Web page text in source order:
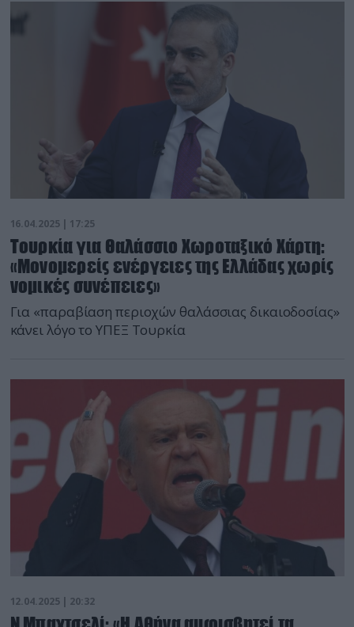
16.04.2025 | 17:25
Τουρκία για Θαλάσσιο Χωροταξικό Χάρτη:
«Μονομερείς ενέργειες της Ελλάδας χωρίς
νομικές συνέπειες»
Για «παραβίαση περιοχών θαλάσσιας δικαιοδοσίας»
κάνει λόγο το ΥΠΕΞ Τουρκία
12.04.2025 | 20:32